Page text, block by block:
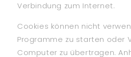
Verbindung zum Internet.
Cookies können nicht
Programme zu starten oder
Computer zu übertragen.